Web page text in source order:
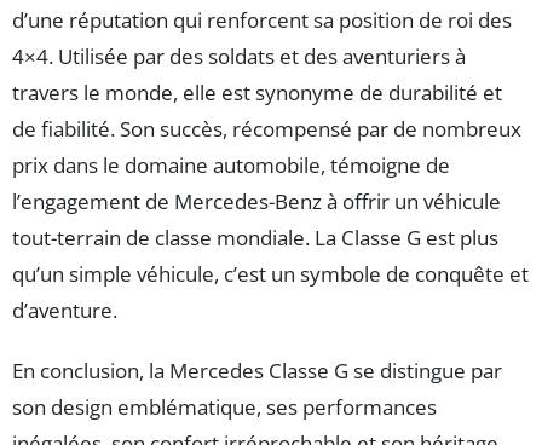
d’une réputation qui renforcent sa position de roi des
4×4. Utilisée par des soldats et des aventuriers à
travers le monde, elle est synonyme de durabilité et
de fiabilité. Son succès, récompensé par de nombreux
prix dans le domaine automobile, témoigne de
l’engagement de Mercedes-Benz à offrir un véhicule
tout-terrain de classe mondiale. La Classe G est plus
qu’un simple véhicule, c’est un symbole de conquête et
d’aventure.
En conclusion, la Mercedes Classe G se distingue par
son design emblématique, ses performances